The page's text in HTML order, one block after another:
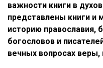
важности книги в
представлены книги
историю православия,
богословов и
вечных вопросах веры,